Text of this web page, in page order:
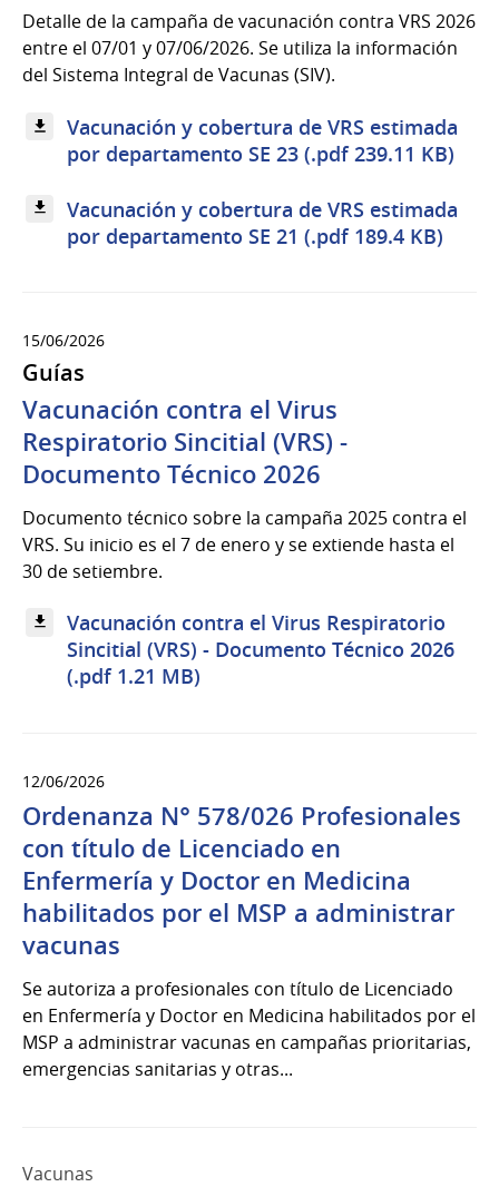
Detalle de la campaña de vacunación contra VRS 2026
entre el 07/01 y 07/06/2026. Se utiliza la información
del Sistema Integral de Vacunas (SIV).
Vacunación y cobertura de VRS estimada
por departamento SE 23 (.pdf 239.11 KB)
Vacunación y cobertura de VRS estimada
por departamento SE 21 (.pdf 189.4 KB)
15/06/2026
Guías
Vacunación contra el Virus
Respiratorio Sincitial (VRS) -
Documento Técnico 2026
Documento técnico sobre la campaña 2025 contra el
VRS. Su inicio es el 7 de enero y se extiende hasta el
30 de setiembre.
Vacunación contra el Virus Respiratorio
Sincitial (VRS) - Documento Técnico 2026
(.pdf 1.21 MB)
12/06/2026
Ordenanza N° 578/026 Profesionales
con título de Licenciado en
Enfermería y Doctor en Medicina
habilitados por el MSP a administrar
vacunas
Se autoriza a profesionales con título de Licenciado
en Enfermería y Doctor en Medicina habilitados por el
MSP a administrar vacunas en campañas prioritarias,
emergencias sanitarias y otras...
Vacunas